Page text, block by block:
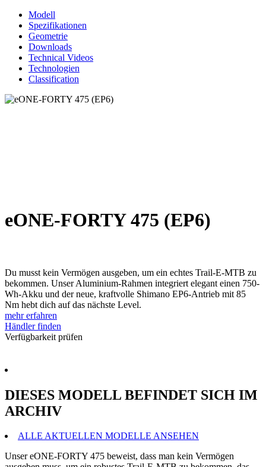
Modell
Spezifikationen
Geometrie
Downloads
Technical Videos
Technologien
Classification
eONE-FORTY 475 (EP6)
Du musst kein Vermögen ausgeben, um ein echtes Trail-E-MTB zu
bekommen. Unser Aluminium-Rahmen integriert elegant einen 750-
Wh-Akku und der neue, kraftvolle Shimano EP6-Antrieb mit 85
Nm hebt dich auf das nächste Level.
mehr erfahren
Händler finden
Verfügbarkeit prüfen
DIESES MODELL BEFINDET SICH IM
ARCHIV
ALLE AKTUELLEN MODELLE ANSEHEN
Unser eONE-FORTY 475 beweist, dass man kein Vermögen